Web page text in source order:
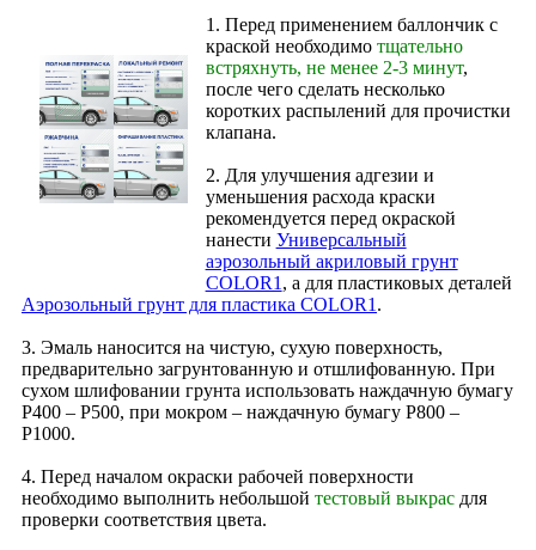
1. Перед применением баллончик с
краской необходимо тщательно
встряхнуть, не менее 2-3 минут,
после чего сделать несколько
коротких распылений для прочистки
клапана.
2. Для улучшения адгезии и
уменьшения расхода краски
рекомендуется перед окраской
нанести Универсальный
аэрозольный акриловый грунт
COLOR1 , а для пластиковых деталей
Аэрозольный грунт для пластика COLOR1 .
3. Эмаль наносится на чистую, сухую поверхность,
предварительно загрунтованную и отшлифованную. При
сухом шлифовании грунта использовать наждачную бумагу
Р400 – Р500, при мокром – наждачную бумагу Р800 –
Р1000.
4. Перед началом окраски рабочей поверхности
необходимо выполнить небольшой тестовый выкрас для
проверки соответствия цвета.